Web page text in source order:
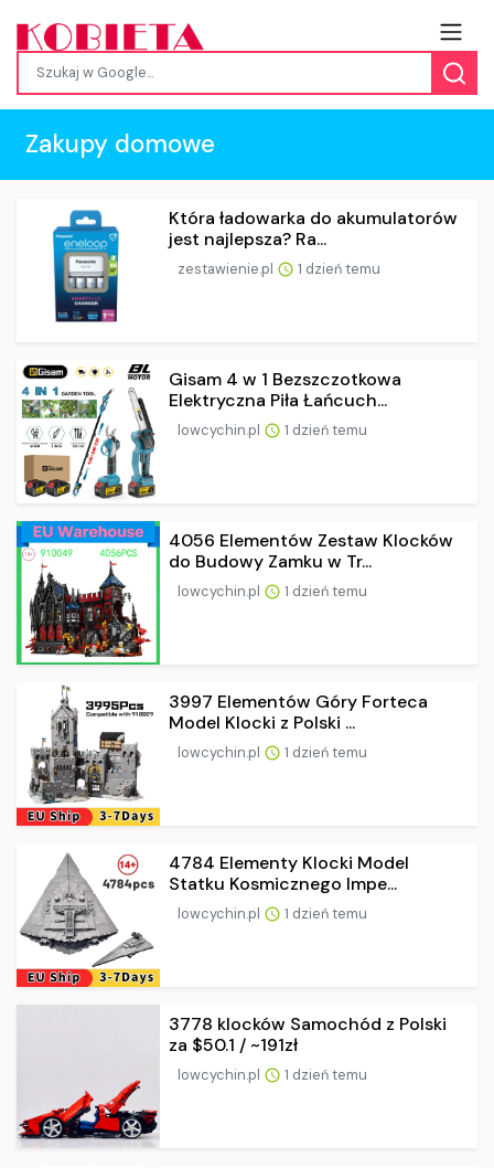
Zakupy domowe
Która ładowarka do akumulatorów
jest najlepsza? Ra...
zestawienie.pl 1 dzień temu
Gisam 4 w 1 Bezszczotkowa
Elektryczna Piła Łańcuch...
lowcychin.pl 1 dzień temu
4056 Elementów Zestaw Klocków
do Budowy Zamku w Tr...
lowcychin.pl 1 dzień temu
3997 Elementów Góry Forteca
Model Klocki z Polski ...
lowcychin.pl 1 dzień temu
4784 Elementy Klocki Model
Statku Kosmicznego Impe...
lowcychin.pl 1 dzień temu
3778 klocków Samochód z Polski
za $50.1 / ~191zł
lowcychin.pl 1 dzień temu